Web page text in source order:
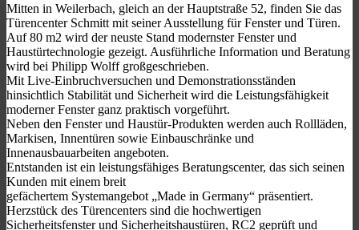
Mitten in Weilerbach, gleich an der Hauptstraße 52, finden Sie das
Türencenter Schmitt mit seiner Ausstellung für Fenster und Türen.
Auf 80 m2 wird der neuste Stand modernster Fenster und
Haustürtechnologie gezeigt. Ausführliche Information und Beratung
wird bei Philipp Wolff großgeschrieben.
Mit Live-Einbruchversuchen und Demonstrationsständen
hinsichtlich Stabilität und Sicherheit wird die Leistungsfähigkeit
moderner Fenster ganz praktisch vorgeführt.
Neben den Fenster und Haustür-Produkten werden auch Rollläden,
Markisen, Innentüren sowie Einbauschränke und
Innenausbauarbeiten angeboten.
Entstanden ist ein leistungsfähiges Beratungscenter, das sich seinen
Kunden mit einem breit
gefächertem Systemangebot „Made in Germany“ präsentiert.
Herzstück des Türencenters sind die hochwertigen
Sicherheitsfenster und Sicherheitshaustüren, RC2 geprüft und